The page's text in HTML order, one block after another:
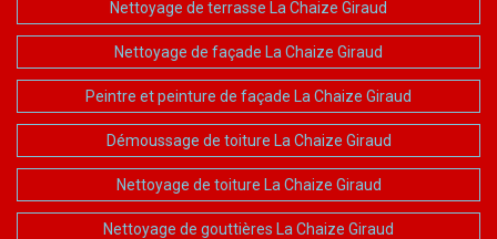
Nettoyage de terrasse La Chaize Giraud
Nettoyage de façade La Chaize Giraud
Peintre et peinture de façade La Chaize Giraud
Démoussage de toiture La Chaize Giraud
Nettoyage de toiture La Chaize Giraud
Nettoyage de gouttières La Chaize Giraud